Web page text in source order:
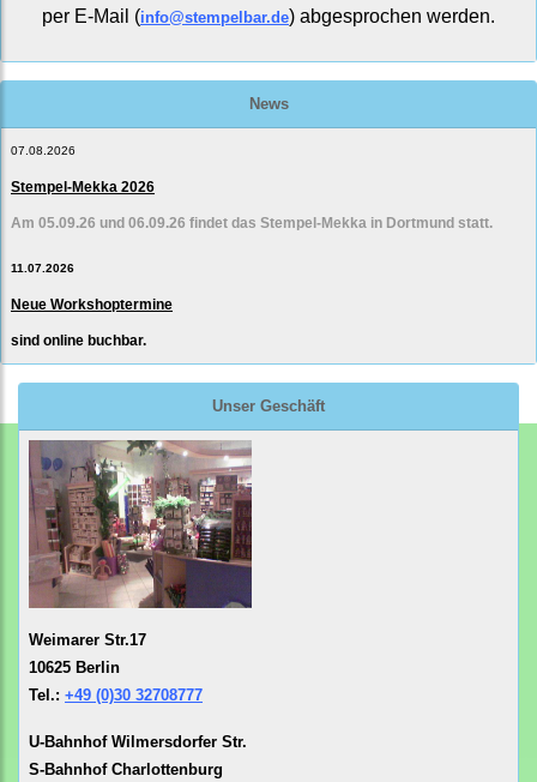
per E-Mail (info@stempelbar.de) abgesprochen werden.
News
07.08.2026
Stempel-Mekka 2026
Am 05.09.26 und 06.09.26 findet das Stempel-Mekka in Dortmund statt.
11.07.2026
Neue Workshoptermine
sind online buchbar.
Unser Geschäft
Weimarer Str.17
10625 Berlin
Tel.: +49 (0)30 32708777
U-Bahnhof Wilmersdorfer Str.
S-Bahnhof Charlottenburg